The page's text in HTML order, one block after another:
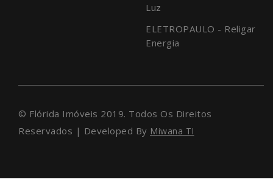
Luz
ELETROPAULO - Religar
Energia
© Flórida Imóveis 2019. Todos Os Direitos
Reservados | Developed By Miwana TI